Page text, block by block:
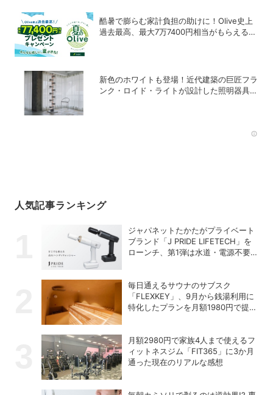
酷暑で膨らむ家計負担の助けに！Olive史上
過去最高、最大7万7400円相当がもらえる
新色のホワイトも登場！近代建築の巨匠フラ
ンク・ロイド・ライトが設計した照明器具の
人気記事ランキング
ジャパネットたかたがプライベート
ブランド「J PRIDE LIFETECH」を
ローンチ、第1弾は水道・電源不要
毎日通えるサウナのサブスク
「FLEXKEY」、9月から銭湯利用に
特化したプランを月額1980円で提供
月額2980円で家族4人まで使えるフ
ィットネスジム「FIT365」に3か月
通った現在のリアルな感想